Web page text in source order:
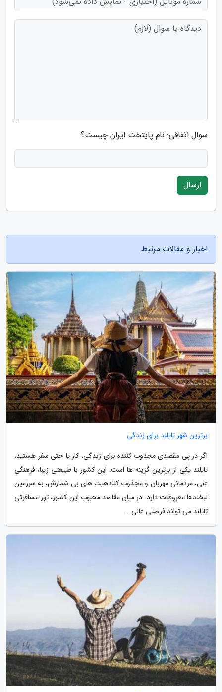
سوال اتفاقی: نام پایتخت ایران چیست؟
ارسال
اخبار و مقالات مرتبط
برترین شهر تایلند برای زندگی
اگر در پی مقصدی مجذوب کننده برای زندگی، کار یا حتی سفر هستید،
تایلند یکی از برترین گزینه ها است. این کشور با طبیعتی زیبا، فرهنگی
غنی، مردمانی مهربان و مجذوب کنندهیت های بی شمارش، به سرزمین
لبخندها معروفیت دارد. در میان مقاصد محبوب این کشور، تور مسافرتی
تایلند می تواند فرصتی عالی...